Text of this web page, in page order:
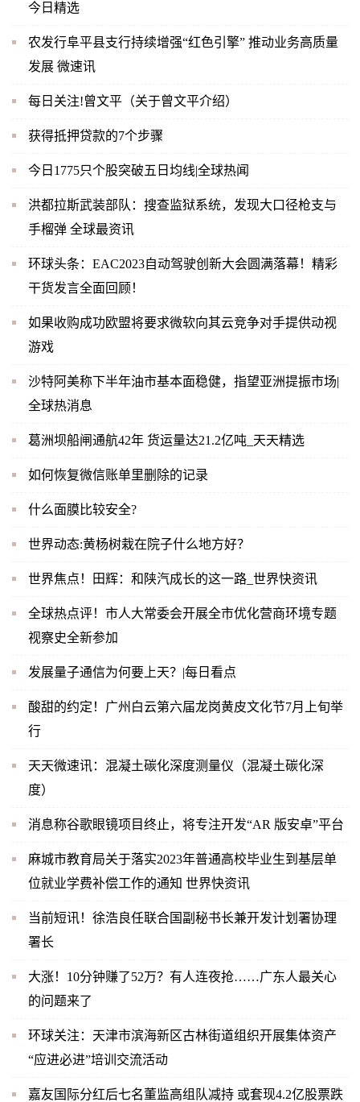
今日精选
农发行阜平县支行持续增强“红色引擎” 推动业务高质量
发展 微速讯
每日关注!曾文平（关于曾文平介绍）
获得抵押贷款的7个步骤
今日1775只个股突破五日均线|全球热闻
洪都拉斯武装部队：搜查监狱系统，发现大口径枪支与
手榴弹 全球最资讯
环球头条：EAC2023自动驾驶创新大会圆满落幕！精彩
干货发言全面回顾！
如果收购成功欧盟将要求微软向其云竞争对手提供动视
游戏
沙特阿美称下半年油市基本面稳健，指望亚洲提振市场|
全球热消息
葛洲坝船闸通航42年 货运量达21.2亿吨_天天精选
如何恢复微信账单里删除的记录
什么面膜比较安全?
世界动态:黄杨树栽在院子什么地方好？
世界焦点！田辉：和陕汽成长的这一路_世界快资讯
全球热点评！市人大常委会开展全市优化营商环境专题
视察史全新参加
发展量子通信为何要上天？|每日看点
酸甜的约定！广州白云第六届龙岗黄皮文化节7月上旬举
行
天天微速讯：混凝土碳化深度测量仪（混凝土碳化深
度）
消息称谷歌眼镜项目终止，将专注开发“AR 版安卓”平台
麻城市教育局关于落实2023年普通高校毕业生到基层单
位就业学费补偿工作的通知 世界快资讯
当前短讯！徐浩良任联合国副秘书长兼开发计划署协理
署长
大涨！10分钟赚了52万？有人连夜抢……广东人最关心
的问题来了
环球关注：天津市滨海新区古林街道组织开展集体资产
“应进必进”培训交流活动
嘉友国际分红后七名董监高组队减持 或套现4.2亿股票跌